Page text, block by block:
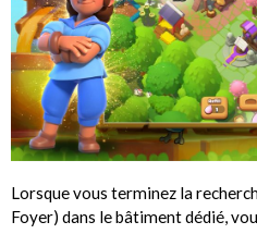
Lorsque vous terminez la
Foyer) dans le bâtiment dédié,